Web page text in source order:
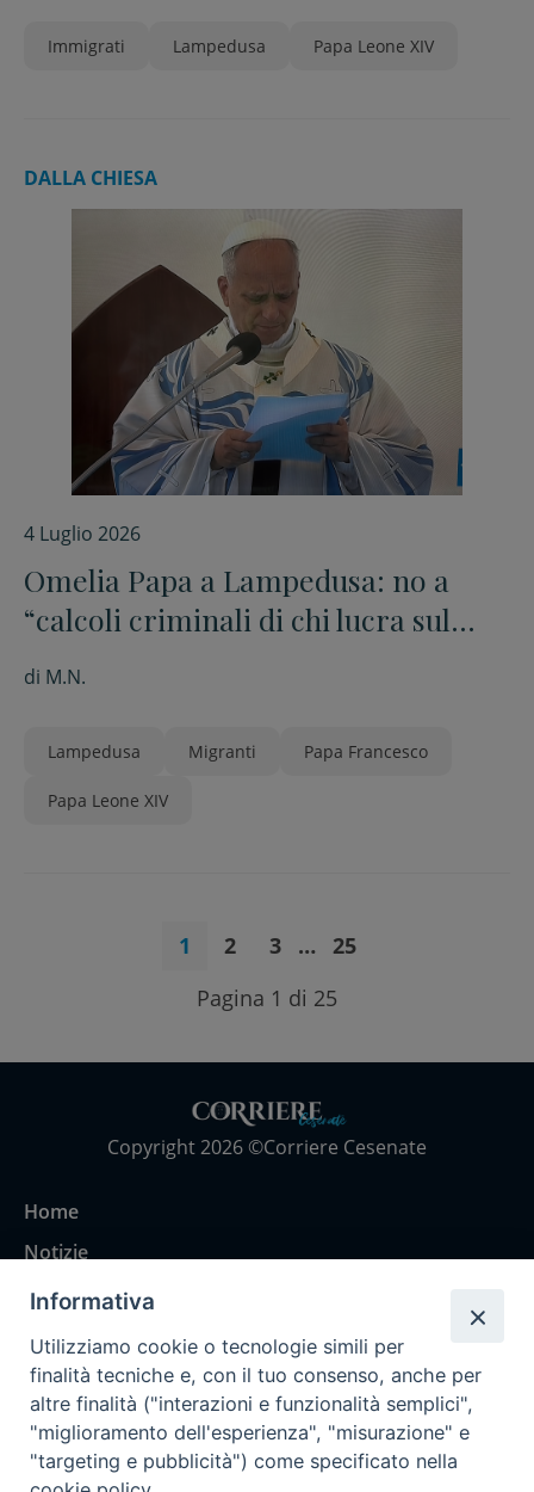
Immigrati Lampedusa Papa Leone XIV
DALLA CHIESA
4 Luglio 2026
Omelia Papa a Lampedusa: no a
“calcoli criminali di chi lucra sul
dramma altrui”
di M.N.
Lampedusa Migranti Papa Francesco
Papa Leone XIV
1 2 3 …
25
Pagina 1 di 25
Copyright 2026 ©Corriere Cesenate
Home
Notizie
Rubriche
Chi siamo
Come abbonarsi
Contatti
Informativa
Utilizziamo cookie o tecnologie simili per
finalità tecniche e, con il tuo consenso, anche per
altre finalità ("interazioni e funzionalità semplici",
"miglioramento dell'esperienza", "misurazione" e
"targeting e pubblicità") come specificato nella